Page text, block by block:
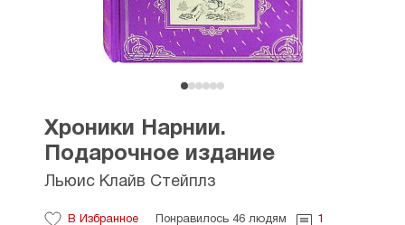
Хроники Нарнии.
Подарочное издание
Льюис Клайв Стейплз
В Избранное Понравилось 46 людям 1